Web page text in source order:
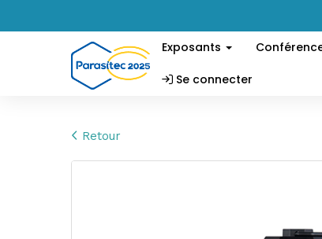
Exposants
Se connecter
Retour